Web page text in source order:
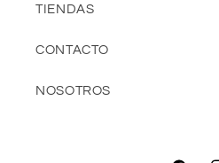
TIENDAS
CONTACTO
NOSOTROS